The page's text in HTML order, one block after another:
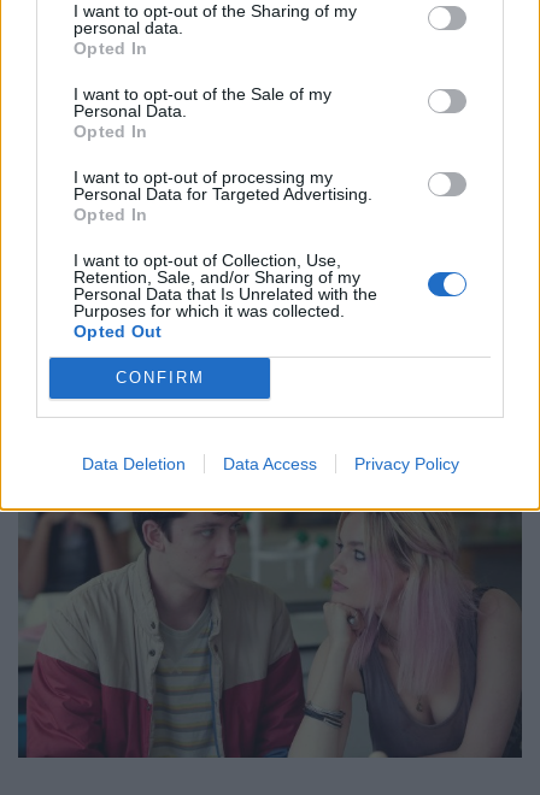
I want to opt-out of the Sharing of my
personal data.
Opted In
I want to opt-out of the Sale of my
Personal Data.
Opted In
I want to opt-out of processing my
Personal Data for Targeted Advertising.
Opted In
I want to opt-out of Collection, Use,
Retention, Sale, and/or Sharing of my
Personal Data that Is Unrelated with the
Purposes for which it was collected.
Opted Out
CONFIRM
Data Deletion Data Access Privacy Policy
Από το Sex Education και το Bridgerton
μέχρι το Outer Banks και το Emily in Paris
αλλά και ολοκαίνουργιες σειρές. Το 2023 έχει
λίγο απ'όλα.
13.02.2023